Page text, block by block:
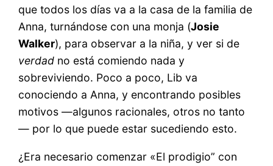
que todos los días va a la casa de la familia de
Anna, turnándose con una monja (Josie
Walker), para observar a la niña, y ver si de
verdad no está comiendo nada y
sobreviviendo. Poco a poco, Lib va
conociendo a Anna, y encontrando posibles
motivos —algunos racionales, otros no tanto
— por lo que puede estar sucediendo esto.
¿Era necesario comenzar «El prodigio” con